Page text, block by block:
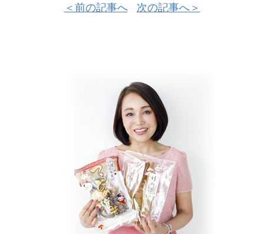
＜前の記事へ 次の記事へ＞